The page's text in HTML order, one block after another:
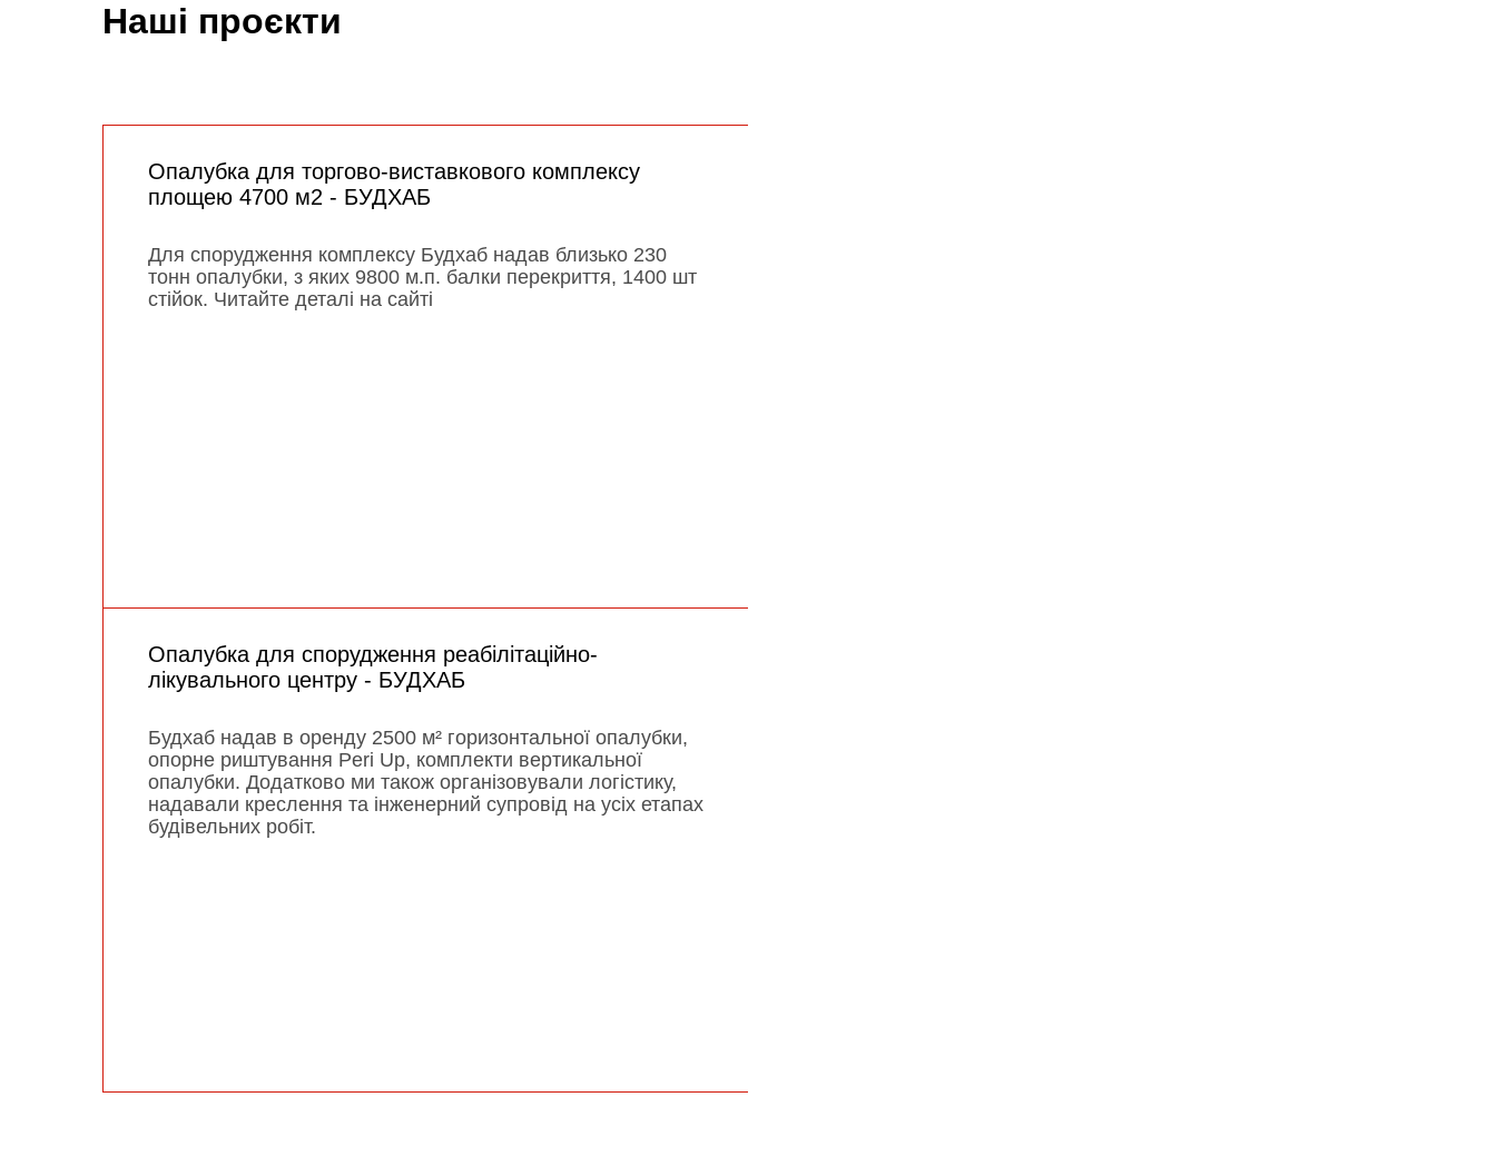
Наші проєкти
Опалубка для торгово-виставкового комплексу
площею 4700 м2 - БУДХАБ
Для спорудження комплексу Будхаб надав близько 230
тонн опалубки, з яких 9800 м.п. балки перекриття, 1400 шт
стійок. Читайте деталі на сайті
Опалубка для спорудження реабілітаційно-
лікувального центру - БУДХАБ
Будхаб надав в оренду 2500 м² горизонтальної опалубки,
опорне риштування Peri Up, комплекти вертикальної
опалубки. Додатково ми також організовували логістику,
надавали креслення та інженерний супровід на усіх етапах
будівельних робіт.